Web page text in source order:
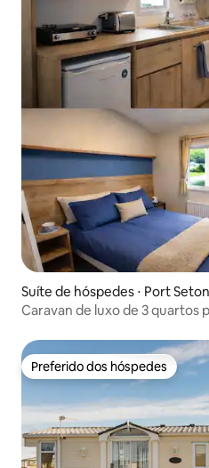
Suíte de hóspedes ⋅ Port Seton
Caravan de luxo de 3 quartos
Preferido dos hóspedes
Preferido dos hóspedes